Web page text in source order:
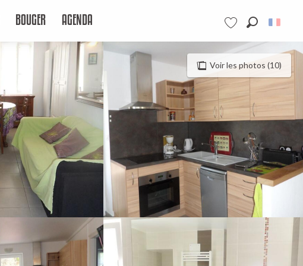
Voir les favoris
BOUGER AGENDA
Voir les photos (10)